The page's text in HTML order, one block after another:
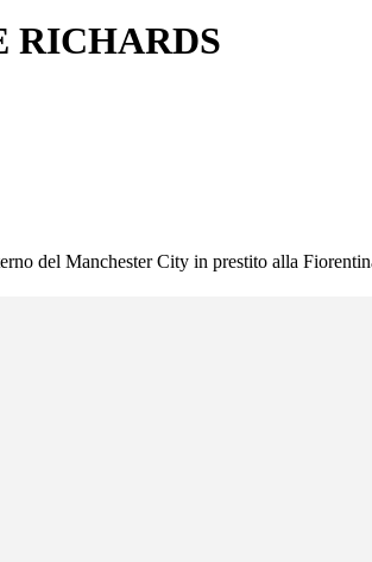
RICHARDS
del Manchester City in prestito alla